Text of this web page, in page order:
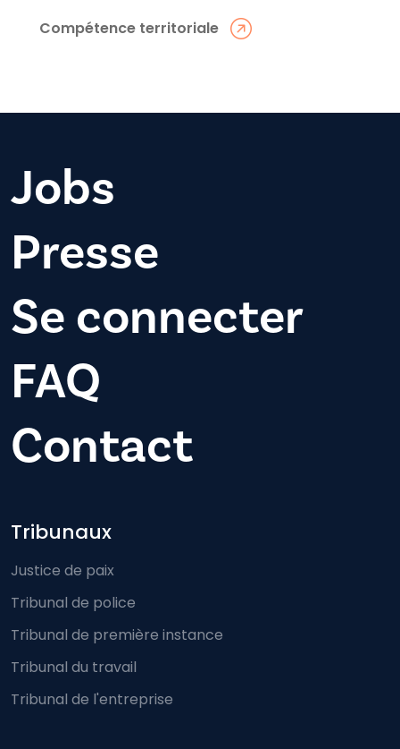
Compétence territoriale
Jobs
Presse
Se connecter
FAQ
Contact
Footer-menu
Tribunaux
Justice de paix
Tribunal de police
Tribunal de première instance
Tribunal du travail
Tribunal de l'entreprise